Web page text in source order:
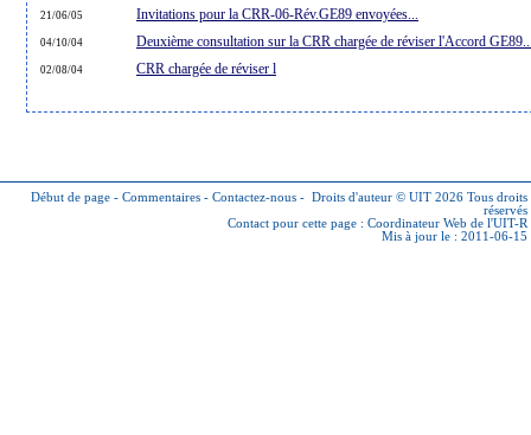
21/06/05 Invitations pour la CRR-06-Rév.GE89 envoyées...
04/10/04 Deuxième consultation sur la CRR chargée de réviser l'Accord
02/08/04 CRR chargée de réviser l
Début de page - Commentaires - Contactez-nous - Droits d'auteur © UIT 2026 Tous droits
réservés
Contact pour cette page : Coordinateur Web de l'UIT-R
Mis à jour le : 2011-06-15